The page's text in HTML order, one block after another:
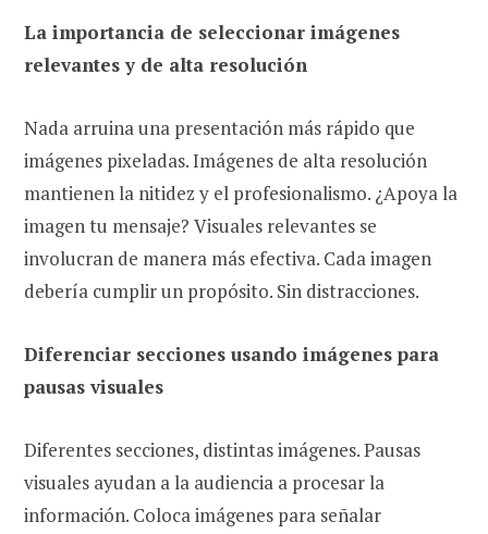
La importancia de seleccionar imágenes
relevantes y de alta resolución
Nada arruina una presentación más rápido que
imágenes pixeladas. Imágenes de alta resolución
mantienen la nitidez y el profesionalismo. ¿Apoya la
imagen tu mensaje? Visuales relevantes se
involucran de manera más efectiva. Cada imagen
debería cumplir un propósito. Sin distracciones.
Diferenciar secciones usando imágenes para
pausas visuales
Diferentes secciones, distintas imágenes. Pausas
visuales ayudan a la audiencia a procesar la
información. Coloca imágenes para señalar